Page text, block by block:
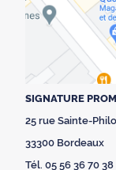
SIGNATURE
25 rue Sainte-
33300 Bordeaux
Tél. 05 56 36 70 38